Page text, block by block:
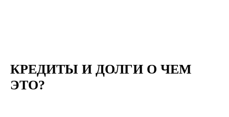
КРЕДИТЫ И ДОЛГИ О ЧЕМ
ЭТО?